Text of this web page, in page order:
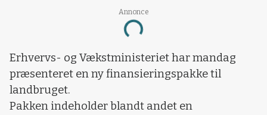
Annonce
Loading...
Erhvervs- og Vækstministeriet har mandag
præsenteret en ny finansieringspakke til
landbruget.
Pakken indeholder blandt andet en